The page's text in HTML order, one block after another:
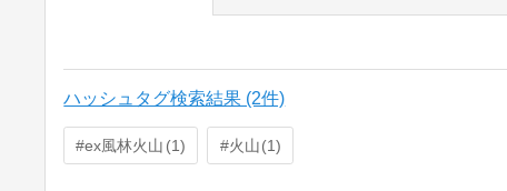
ハッシュタグ検索結果 (2件)
ex風林火山 1 火山 1